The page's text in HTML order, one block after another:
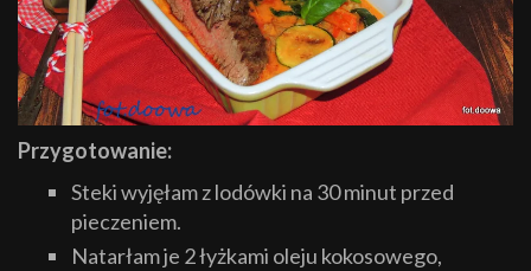
Przygotowanie:
Steki wyjęłam z lodówki na 30 minut przed
pieczeniem.
Natarłam je 2 łyżkami oleju kokosowego,